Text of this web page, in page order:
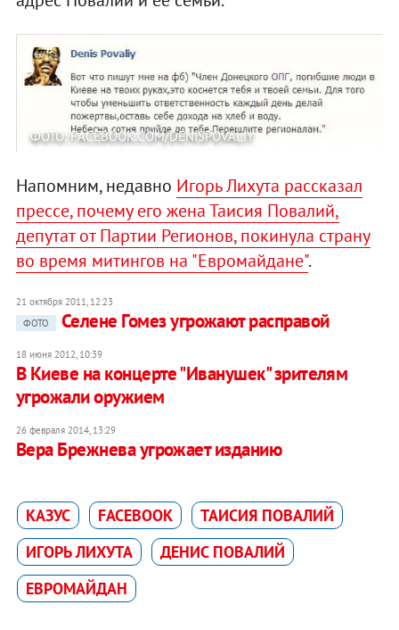
ФОТО: FACEBOOK.COM/DENISPOVALIY
Напомним, недавно Игорь Лихута рассказал
прессе, почему его жена Таисия Повалий,
депутат от Партии Регионов, покинула страну
во время митингов на "Евромайдане".
21 октября 2011, 12:23
ФОТО
Селене Гомез угрожают расправой
18 июня 2012, 10:39
В Киеве на концерте "Иванушек" зрителям
угрожали оружием
26 февраля 2014, 13:29
Вера Брежнева угрожает изданию
КАЗУС FACEBOOK
ТАИСИЯ ПОВАЛИЙ
ИГОРЬ ЛИХУТА
ДЕНИС ПОВАЛИЙ
ЕВРОМАЙДАН